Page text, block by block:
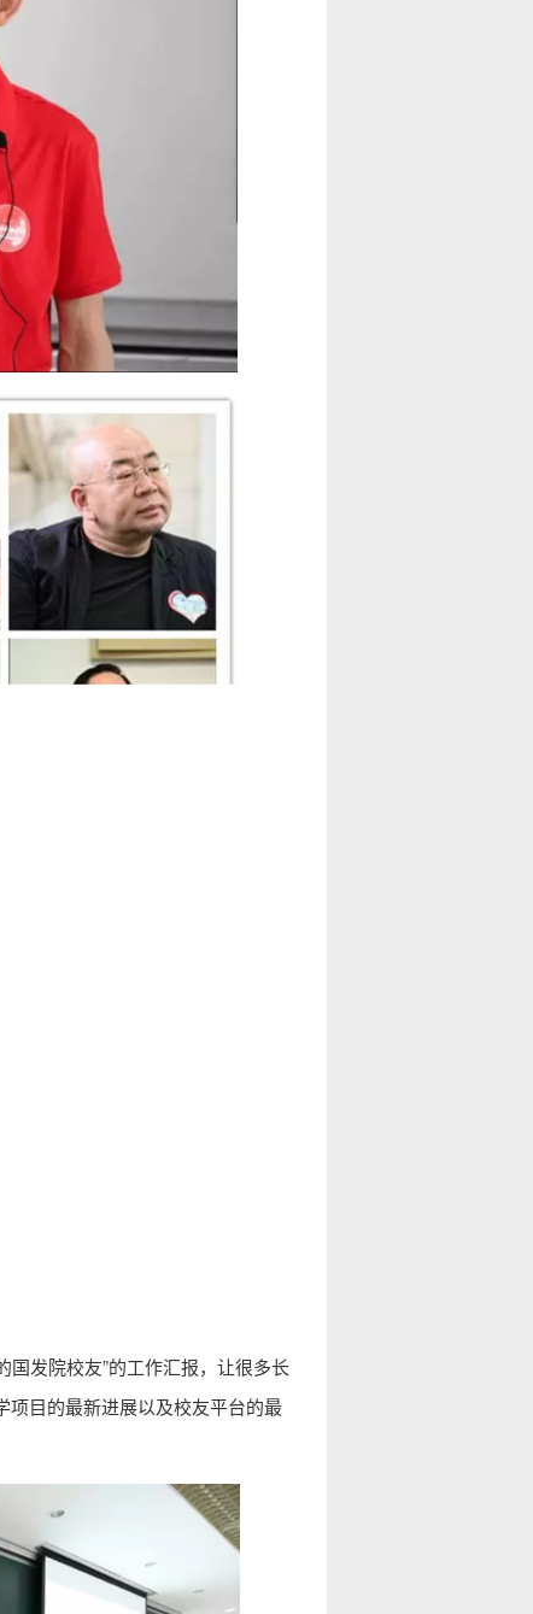
发院校友”的工作汇报，让很多长
项目的最新进展以及校友平台的最